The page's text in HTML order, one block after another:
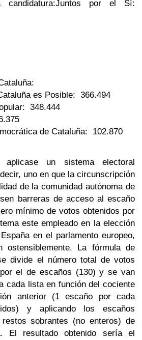
Juntos por el Sí:
es Posible: 366.494
348.444
de Cataluña: 102.870
un sistema electoral
uno en que la circunscripción
de la comunidad autónoma de
barreras de acceso al escaño
mínimo de votos obtenidos por
este empleado en la elección
en el parlamento europeo,
ostensiblemente.
La fórmula de
divide el número total de votos
el de escaños (130) y se van
cada lista en función del cociente
anterior (1 escaño por cada
y aplicando los escaños
sobrantes (no enteros) de
El resultado obtenido sería el